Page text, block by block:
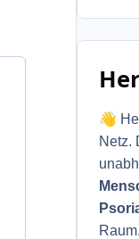
👋
Netz.
Raum.